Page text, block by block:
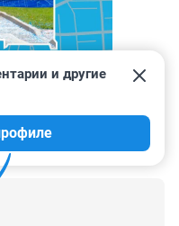
и другие